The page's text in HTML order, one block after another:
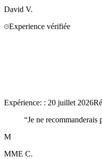
David V.
Experience vérifiée
Expérience: : 20 juillet 2026
“Je ne recommanderais
M
MME C.